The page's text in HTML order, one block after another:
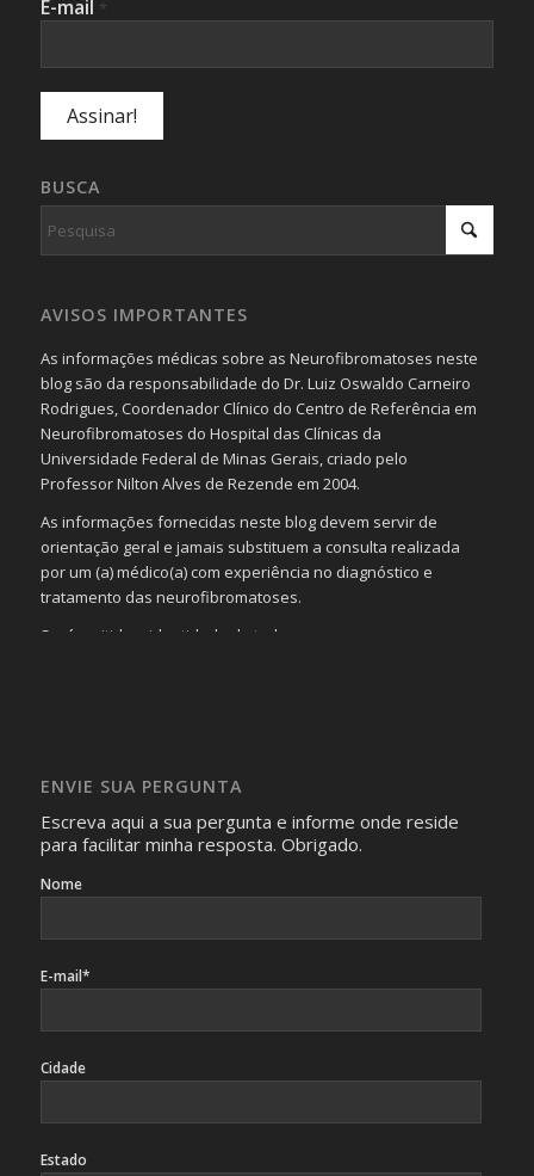
E-mail *
BUSCA
AVISOS IMPORTANTES
As informações médicas sobre as Neurofibromatoses neste
blog são da responsabilidade do Dr. Luiz Oswaldo Carneiro
Rodrigues, Coordenador Clínico do Centro de Referência em
Neurofibromatoses do Hospital das Clínicas da
Universidade Federal de Minas Gerais, criado pelo
Professor Nilton Alves de Rezende em 2004.
As informações fornecidas neste blog devem servir de
orientação geral e jamais substituem a consulta realizada
por um (a) médico(a) com experiência no diagnóstico e
tratamento das neurofibromatoses.
Será omitida a identidade de todas as pessoas que
identificação da pessoa fotografada.
ENVIE SUA PERGUNTA
Escreva aqui a sua pergunta e informe onde reside
para facilitar minha resposta. Obrigado.
Nome
E-mail*
Cidade
Estado